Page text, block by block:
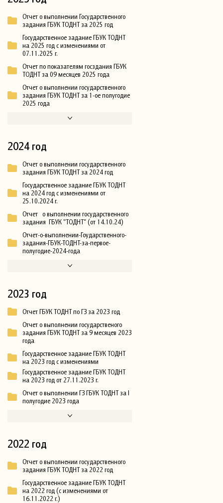
Отчет о выполнении Государственного
задания ГБУК ТОДНТ за 2025 год
Государственное задание ГБУК ТОДНТ
на 2025 год с изменениями от
07.11.2025 г.
Отчет по показателям госздания ГБУК
ТОДНТ за 09 месяцев 2025 года
Отчет о выполнении государственного
задания ГБУК ТОДНТ за 1-ое полугодие
2025 года
2024 год
Отчет о выполнении государственного
задания ГБУК ТОДНТ за 2024 год
Государственное задание ГБУК ТОДНТ
на 2024 год с изменениями от
25.10.2024 г.
Отчет о выполнении государственного
задания ГБУК "ТОДНТ" (от 14.10.24)
Отчет-о-выполнении-Гоударственного-
задания-ГБУК-ТОДНТ-за-первое-
полугодие-2024-года
2023 год
Отчет ГБУК ТОДНТ по ГЗ за 2023 год
Отчет о выполнении государственого
задания ГБУК ТОДНТ за 9 месяцев 2023
года
Государственное задание ГБУК ТОДНТ
на 2023 год с изменениями
Государственное задание ГБУК ТОДНТ
на 2023 год от 27.11.2023 г.
Отчет о выполнении ГЗ ГБУК ТОДНТ за I
полугодие 2023 года
2022 год
Отчет о выполнении государственного
задания ГБУК ТОДНТ за 2022 год
Государственное задание ГБУК ТОДНТ
на 2022 год (с изменениями от
16.11.2022 г.)